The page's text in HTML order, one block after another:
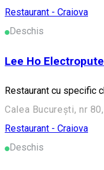
Restaurant - Craiova
Deschis
Lee Ho
Restaurant cu specific
Calea București, nr
Restaurant - Craiova
Deschis